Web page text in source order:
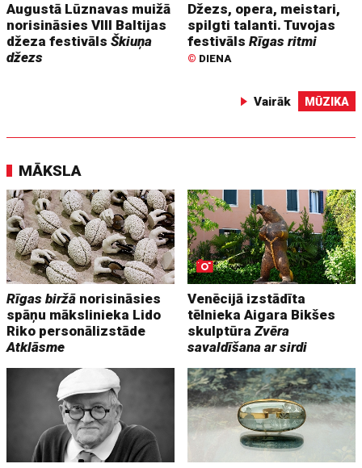
Augustā Lūznavas muižā
norisināsies VIII Baltijas
džeza festivālsŠkiuņa
džezs
Džezs, opera, meistari,
spilgti talanti. Tuvojas
festivālsRīgas ritmi
© DIENA
Vairāk MŪZIKA
MĀKSLA
Rīgas biržā norisināsies
spāņu mākslinieka Lido
Riko personālizstāde
Atklāsme
Venēcijā izstādīta
tēlnieka Aigara Bikšes
skulptūraZvēra
savaldīšana ar sirdi